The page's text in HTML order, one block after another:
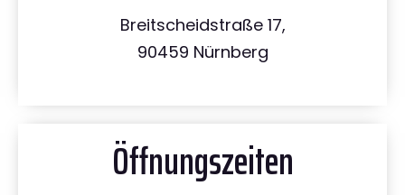
Breitscheidstraße 17,
90459 Nürnberg
Öffnungszeiten